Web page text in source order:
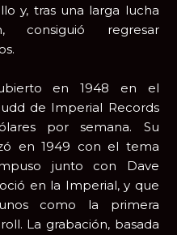
y, tras una larga lucha
consiguió regresar
en 1948 en el
de Imperial Records
por semana. Su
en 1949 con el tema
junto con Dave
en la Imperial, y que
como la primera
La grabación, basada